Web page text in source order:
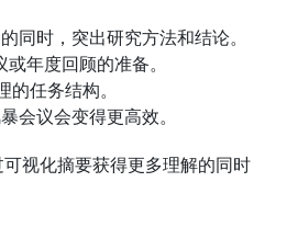
同时，突出研究方法和结论。
年度回顾的准备。
任务结构。
会议会变得更高效。
视化摘要获得更多理解的同时